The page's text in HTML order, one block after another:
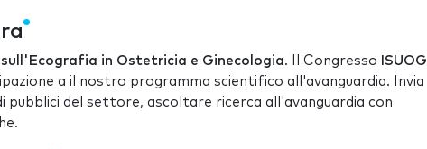
in Ostetricia e Ginecologia. Il Congresso ISUOG
a il nostro programma scientifico all'avanguardia. Invia
pubblici del settore, ascoltare ricerca all'avanguardia con